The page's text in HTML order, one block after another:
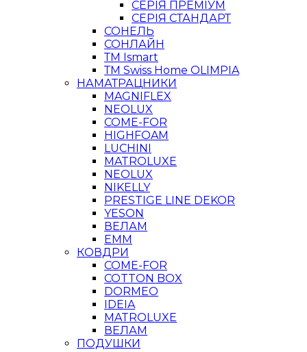
СЕРІЯ ПРЕМІУМ
СЕРІЯ СТАНДАРТ
СОНЕЛЬ
СОНЛАЙН
ТМ Ismart
ТМ Swiss Home OLIMPIA
НАМАТРАЦНИКИ
MAGNIFLEX
NEOLUX
COME-FOR
HIGHFOAM
LUCHINI
MATROLUXE
NEOLUX
NIKELLY
PRESTIGE LINE DEKOR
YESON
ВЕЛАМ
ЕММ
КОВДРИ
COME-FOR
COTTON BOX
DORMEO
IDEIA
MATROLUXE
ВЕЛАМ
ПОДУШКИ